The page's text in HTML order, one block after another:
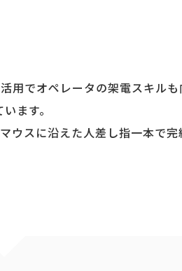
でオペレータの架電スキルも
ます。
スに沿えた人差し指一本で完